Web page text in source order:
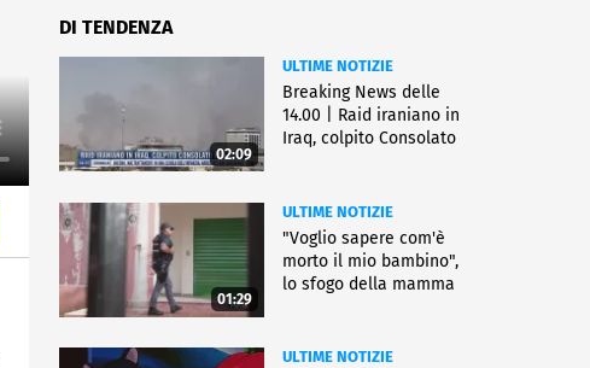
DI TENDENZA
02:09
ULTIME NOTIZIE
Breaking News delle
14.00 | Raid iraniano in
Iraq, colpito Consolato
01:29
ULTIME NOTIZIE
"Voglio sapere com'è
morto il mio bambino",
lo sfogo della mamma
ULTIME NOTIZIE